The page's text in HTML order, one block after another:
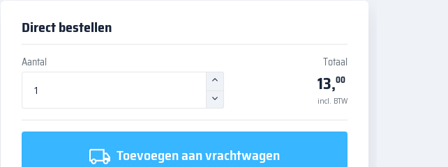
Direct bestellen
Aantal Totaal
13,00
incl. BTW
Toevoegen aan vrachtwagen